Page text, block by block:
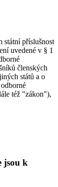
státní příslušnost
uvedené v § 1
členských
států a o
též "zákon"),
jsou k